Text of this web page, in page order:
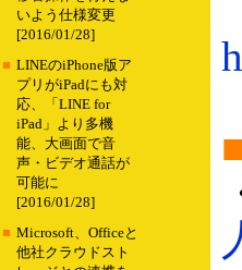
いよう仕様変更
[2016/01/28]
■ LINEのiPhone版ア
プリがiPadにも対
応、「LINE for
iPad」より多機
能、大画面で音
声・ビデオ通話が
可能に
[2016/01/28]
■ Microsoft、Officeと
他社クラウドスト